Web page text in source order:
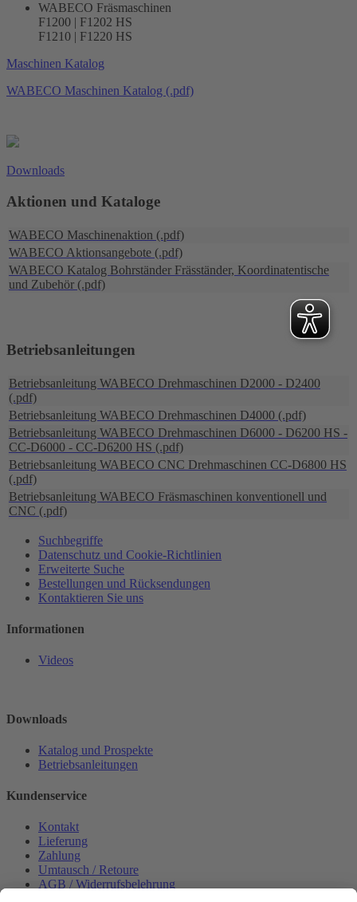
WABECO Fräsmaschinen
F1200 | F1202 HS
F1210 | F1220 HS
Maschinen Katalog
WABECO Maschinen Katalog (.pdf)
Downloads
Aktionen und Kataloge
WABECO Maschinenaktion (.pdf)
WABECO Aktionsangebote (.pdf)
WABECO Katalog Bohrständer Fräsständer, Koordinatentische
und Zubehör (.pdf)
Betriebsanleitungen
Betriebsanleitung WABECO Drehmaschinen D2000 - D2400
(.pdf)
Betriebsanleitung WABECO Drehmaschinen D4000 (.pdf)
Betriebsanleitung WABECO Drehmaschinen D6000 - D6200 HS -
CC-D6000 - CC-D6200 HS (.pdf)
Betriebsanleitung WABECO CNC Drehmaschinen CC-D6800 HS
(.pdf)
Betriebsanleitung WABECO Fräsmaschinen konventionell und
CNC (.pdf)
Suchbegriffe
Datenschutz und Cookie-Richtlinien
Erweiterte Suche
Bestellungen und Rücksendungen
Kontaktieren Sie uns
Informationen
Videos
Downloads
Katalog und Prospekte
Betriebsanleitungen
Kundenservice
Kontakt
Lieferung
Zahlung
Umtausch / Retoure
AGB / Widerrufsbelehrung